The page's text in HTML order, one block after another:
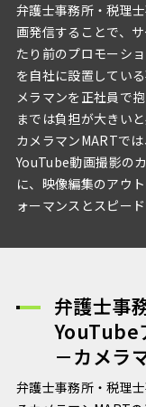
弁護士事務所・税理
画発信することで、
たり前のプロモーシ
を自社に設置してい
メラマンを正社員で
までは負担が大きい
カメラマンMARTで
YouTube動画撮影の
に、映像編集のアウ
ォーマンスとスピー
弁護士事
YouTube
－カメラ
弁護士事務所・税理